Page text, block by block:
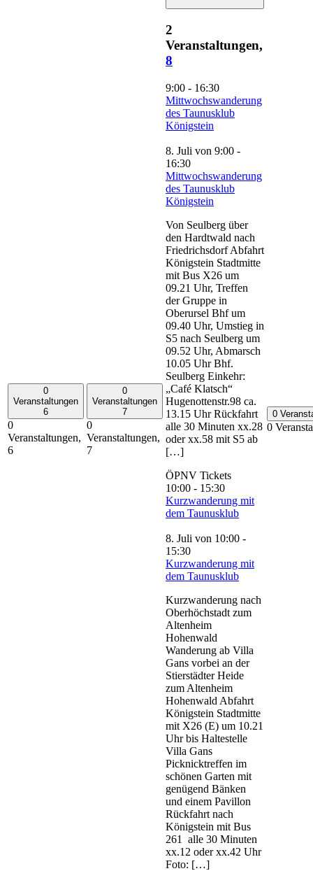
0
Veranstaltungen
6
0
Veranstaltungen,
6
0
Veranstaltungen
7
0
Veranstaltungen,
7
2
Veranstaltungen,
8
9:00 - 16:30
Mittwochswanderung
des Taunusklub
Königstein
8. Juli von 9:00 -
16:30
Mittwochswanderung
des Taunusklub
Königstein
Von Seulberg über
den Hardtwald nach
Friedrichsdorf Abfahrt
Königstein Stadtmitte
mit Bus X26 um
09.21 Uhr, Treffen
der Gruppe in
Oberursel Bhf um
09.40 Uhr, Umstieg in
S5 nach Seulberg um
09.52 Uhr, Abmarsch
10.05 Uhr Bhf.
Seulberg Einkehr:
„Café Klatsch“
Hugenottenstr.98 ca.
13.15 Uhr Rückfahrt
alle 30 Minuten xx.28
oder xx.58 mit S5 ab
[…]
ÖPNV Tickets
10:00 - 15:30
Kurzwanderung mit
dem Taunusklub
8. Juli von 10:00 -
15:30
Kurzwanderung mit
dem Taunusklub
Kurzwanderung nach
Oberhöchstadt zum
Altenheim
Hohenwald
Wanderung ab Villa
Gans vorbei an der
Stierstädter Heide
zum Altenheim
Hohenwald Abfahrt
Königstein Stadtmitte
mit X26 (E) um 10.21
Uhr bis Haltestelle
Villa Gans
Picknicktreffen im
schönen Garten mit
genügend Bänken
und einem Pavillon
Rückfahrt nach
Königstein mit Bus
261 alle 30 Minuten
xx.12 oder xx.42 Uhr
Foto: […]
0
0